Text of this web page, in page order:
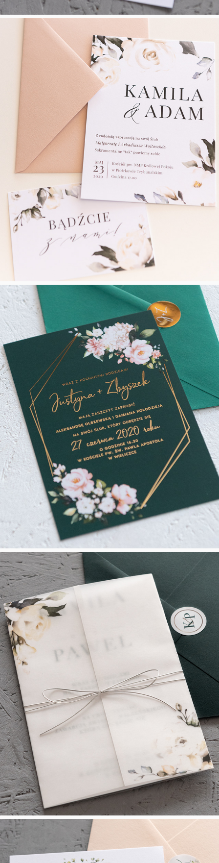
Natural Beige
Modna Zieleń
Floral Haze